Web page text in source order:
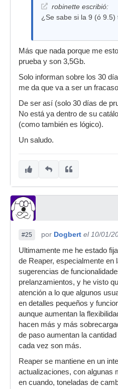
robinette escribió:
¿Se sabe si la 9 (ó
Más que nada porque me
prueba y son 3,5Gb.
Solo informan sobre los 30
me da que va a ser un
De ser así (solo 30 días de
No está ya dentro de su
(como también es lógico).
Un saludo.
#25 por Dogbert el 10/01/
Ultimamente me he estado
de Reaper, especialmente en
sugerencias de
prelanzamientos, y he visto
atención a lo que algunos
en detalles pequeños y
aunque aumentan la
hacen más y más
de paso aumentan la
cada vez son más.
Reaper se mantiene en un
actualizaciones, con algunas
en cuando, toneladas de